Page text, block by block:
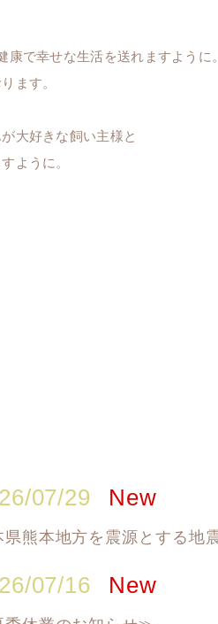
康で幸せな生活を送れますように。
ます。
大好きな飼い主様と
ように。
07/29
県熊本地方を震源とする地
07/16